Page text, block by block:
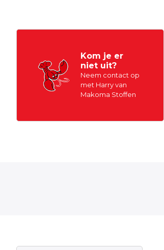
Kom je er
niet uit?
Neem contact op
met Harry van
Makoma Stoffen